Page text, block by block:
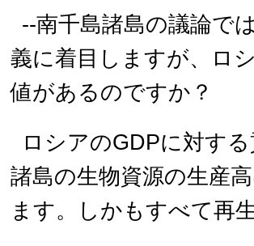
--南千島諸島の議論で
義に着目しますが、ロ
値があるのですか？
ロシアのGDPに対す
諸島の生物資源の生産
ます。しかもすべて再